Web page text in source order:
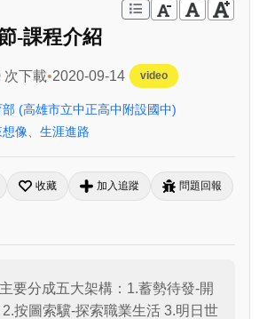
-課程介紹
次下載 2020-09-14
video
部 (高雄市立中正高中附設國中)
像 生涯進路
收藏 加入追蹤 問題回報
要分成五大架構：1.蓄勢待發-開
按圖索驥-探索職業生活 3.明日世